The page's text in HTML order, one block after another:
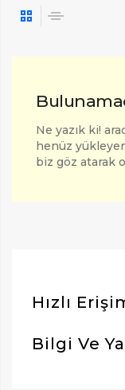
Ne yazık ki!
henüz
biz göz atarak
Hızlı
Bilgi Ve